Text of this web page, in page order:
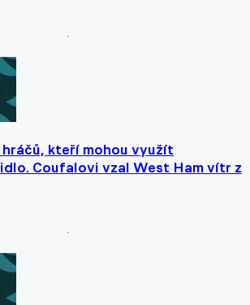
hráčů, kteří mohou využít
Coufalovi vzal West Ham vítr z